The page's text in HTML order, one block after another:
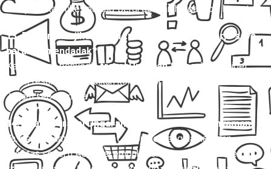
menyediakan tiket pulang-pergi dengan harga lebih hemat.
13. Bagaimana jika jadwal travel Ungaran Sidoarjo saya
berubah mendadak?
Kebanyakan penyediatravel Ungaran Sidoarjo
fleksibel
untuk reschedule, asalkan konfirmasi dilakukan minimal 12–
24 jam sebelumnya.
14. Apakah travel Ungaran Sidoarjo aman dan nyaman?
Ya, dengan armada terawat, sopir berpengalaman, dan
fasilitas seperti AC, kursi empuk, serta layanan antar-jemput,